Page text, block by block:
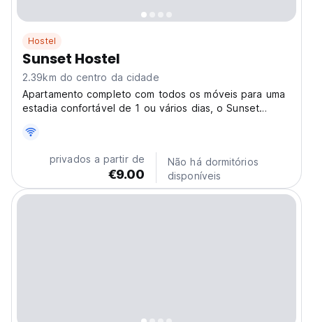
Hostel
Sunset Hostel
2.39km do centro da cidade
Apartamento completo com todos os móveis para uma
estadia confortável de 1 ou vários dias, o Sunset
privados a partir de
€9.00
Não há dormitórios
disponíveis